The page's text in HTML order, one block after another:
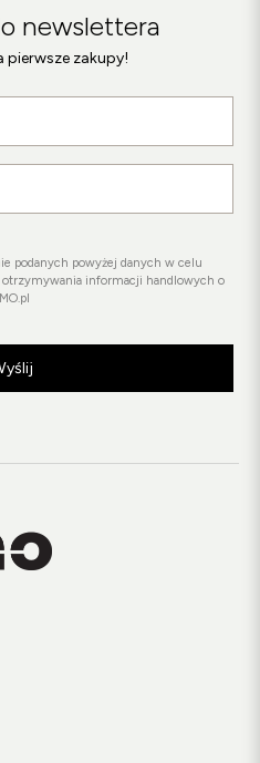
newslettera
pierwsze zakupy!
podanych powyżej danych w celu
informacji handlowych o